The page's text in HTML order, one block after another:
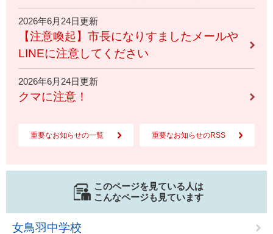
2026年6月24日更新
【注意喚起】市長になりすましたメールや
LINEに注意してください
2026年6月24日更新
クマに注意！
重要なお知らせの一覧 重要なお知らせのRSS
このページを見ている人は
こんなページも見ています
女鳥羽中学校